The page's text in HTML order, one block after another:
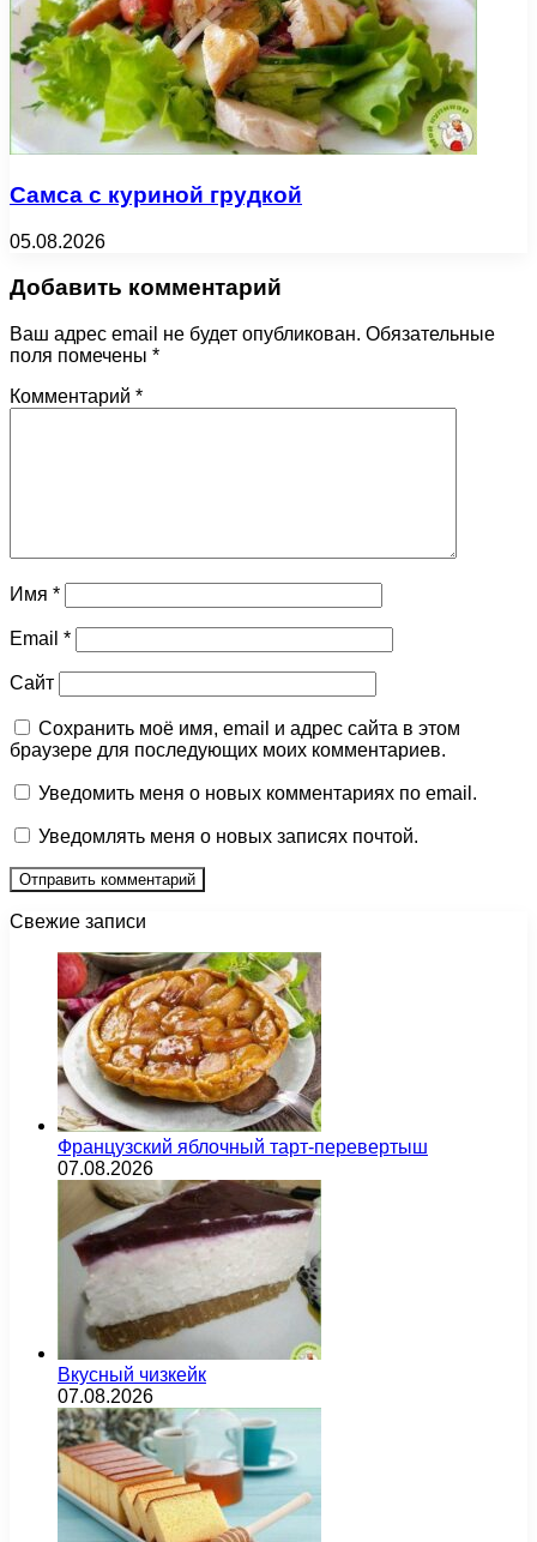
Самса с куриной грудкой
05.08.2026
Добавить комментарий
Ваш адрес email не будет опубликован. Обязательные
поля помечены *
Комментарий *
Имя *
Email *
Сайт
Сохранить моё имя, email и адрес сайта в этом
браузере для последующих моих комментариев.
Уведомить меня о новых комментариях по email.
Уведомлять меня о новых записях почтой.
Свежие записи
Французский яблочный тарт-перевертыш
07.08.2026
Вкусный чизкейк
07.08.2026